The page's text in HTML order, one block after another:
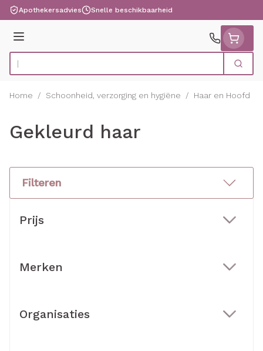
Ga naar de inhoud
Apothekersadvies Snelle beschikbaarheid
Menu
Product, merk, categorie... Zoek
Home / Schoonheid, verzorging en hygiëne / Haar en Hoofd
Gekleurd haar
Filteren
Prijs
Merken
Organisaties